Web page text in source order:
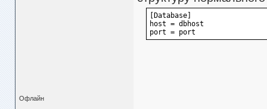
[Database]
host = dbhost
port = port
Офлайн